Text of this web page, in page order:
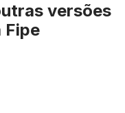
versões
Fipe